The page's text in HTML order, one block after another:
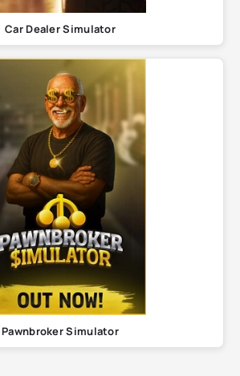
Car Dealer Simulator
Pawnbroker Simulator